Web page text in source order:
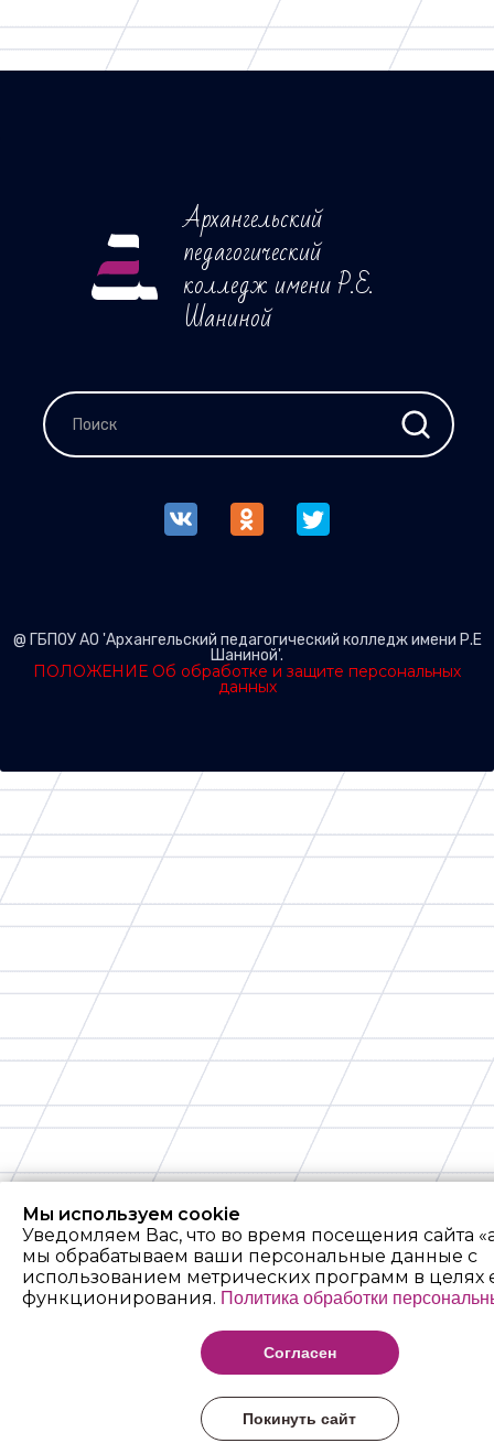
Архангельский
педагогический
колледж имени Р.Е.
Шаниной
@ ГБПОУ АО 'Архангельский педагогический колледж имени Р.Е
Шаниной'.
ПОЛОЖЕНИЕ Об обработке и защите персональных
данных
Мы используем cookie
Уведомляем Вас, что во время посещения сайта
мы обрабатываем ваши персональные данные с
использованием метрических программ в целях
функционирования. Политика обработки
Согласен
Покинуть сайт